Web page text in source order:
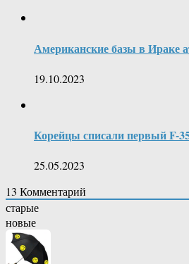
Американские базы в Ираке
19.10.2023
Корейцы списали первый F-
25.05.2023
13 Комментарий
старые
новые